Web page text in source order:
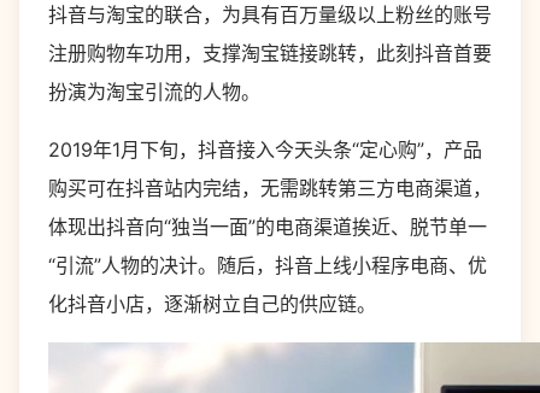
抖音与淘宝的联合，为具有百万量级以上粉丝的账号
注册购物车功用，支撑淘宝链接跳转，此刻抖音首要
扮演为淘宝引流的人物。
2019年1月下旬，抖音接入今天头条“定心购”，产品
购买可在抖音站内完结，无需跳转第三方电商渠道，
体现出抖音向“独当一面”的电商渠道挨近、脱节单一
“引流”人物的决计。随后，抖音上线小程序电商、优
化抖音小店，逐渐树立自己的供应链。